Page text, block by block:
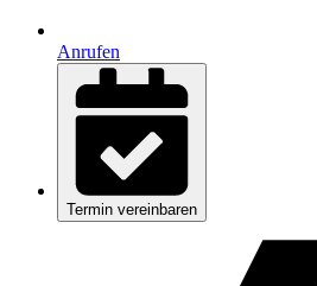
Anrufen
Termin vereinbaren